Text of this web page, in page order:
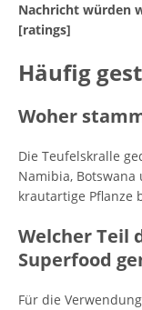
Nachricht würden
[ratings]
Häufig
Woher
Die Teufelskralle
Namibia,
krautartige Pflanze
Welcher Teil
Superfood
Für die